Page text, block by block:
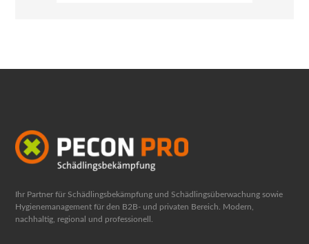
Ihr Partner für Schädlingsbekämpfung und Schädlingsüberwachung sowie
Hygienemanagement für den B2B- und privaten Bereich. Modern,
nachhaltig, regional und professionell.